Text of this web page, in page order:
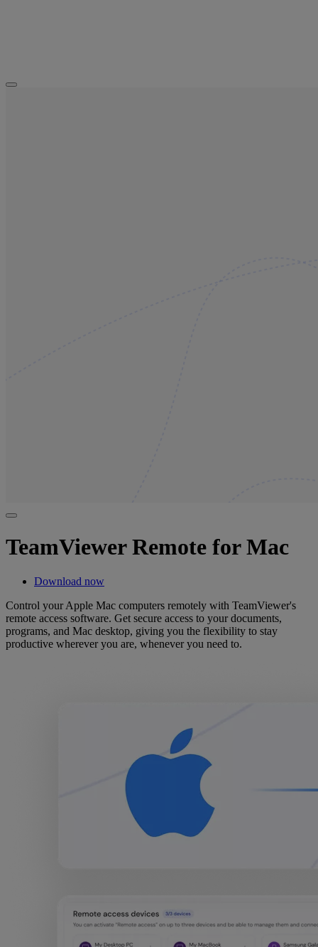
TeamViewer Remote for Mac
Download now
Control your Apple Mac computers remotely with TeamViewer's
remote access software. Get secure access to your documents,
programs, and Mac desktop, giving you the flexibility to stay
productive wherever you are, whenever you need to.